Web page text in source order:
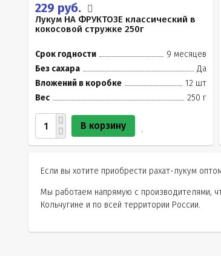
229 руб.
Лукум НА ФРУКТОЗЕ классический в
кокосовой стружке 250г
Срок годности
9 месяцев
Без сахара
Да
Вложений в коробке
12 шт
Вес
250 г
В корзину
Если вы хотите приобрести рахат-лукум
Мы работаем напрямую с производителями,
Кольчугине и по всей территории России.